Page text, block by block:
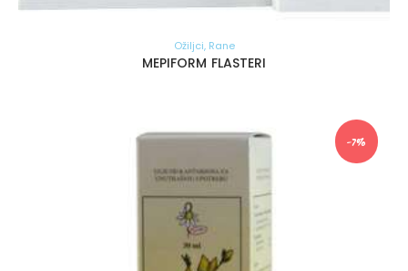
Ožiljci, Rane
MEPIFORM FLASTERI
-7%